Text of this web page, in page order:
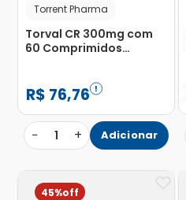
Torrent Pharma
Torval CR 300mg com
60 Comprimidos
R$ 76,76
− 1 + Adicionar
45%